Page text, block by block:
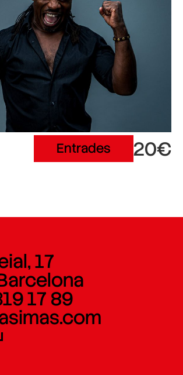
Entrades 20€
17
17 89